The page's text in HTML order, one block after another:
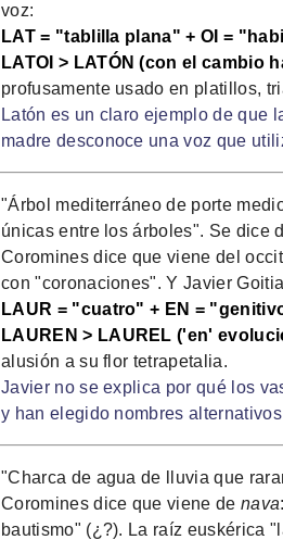
voz:
LAT = "tablilla plana" + OI =
LATOI > LATÓN (con el cambio
profusamente usado en platillos,
Latón es un claro ejemplo de que
madre desconoce una voz que
"Árbol mediterráneo de porte
únicas entre los árboles". Se dice
Coromines dice que viene del
con "coronaciones". Y Javier
LAUR = "cuatro" + EN =
LAUREN > LAUREL ('en'
alusión a su flor tetrapetalia.
Javier no se explica por qué los
y han elegido nombres
"Charca de agua de lluvia que
Coromines dice que viene de nava
bautismo" (¿?). La raíz euskérica